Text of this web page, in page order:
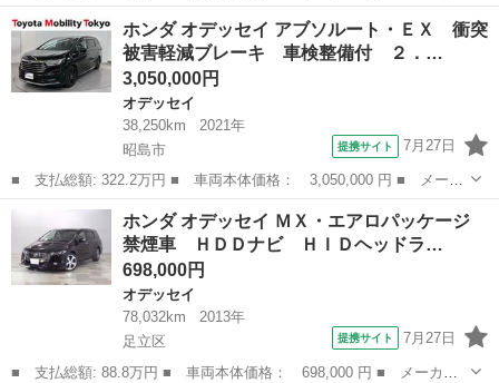
名： ホンダ ■ 車種名： オデッセイ ■ グレード名： アブソル
ート ＥＴＣ 純正ナビ フルセグＴＶ Ｂｌｕｅｔｏｏｔｈ バッ
クカメラ ...
東京 武蔵野市 オデッセイ
ホンダ オデッセイ アブソルート・ＥＸ 衝突
被害軽減ブレーキ 車検整備付 ２．…
3,050,000円
オデッセイ
38,250km
2021年
昭島市
提携サイト 7月27日
■ 支払総額: 322.2万円 ■ 車両本体価格： 3,050,000 円 ■ メーカ
ー名： ホンダ ■ 車種名： オデッセイ ■ グレード名： アブソ
ルート・ＥＸ 衝突被害軽減ブレーキ 車検整備付 ２．０ＥＴＣ
後席モニ...
昭島市 オデッセイ
ホンダ オデッセイ ＭＸ・エアロパッケージ
禁煙車 ＨＤＤナビ ＨＩＤヘッドラ…
698,000円
オデッセイ
78,032km
2013年
足立区
提携サイト 7月27日
■ 支払総額: 88.8万円 ■ 車両本体価格： 698,000 円 ■ メーカー